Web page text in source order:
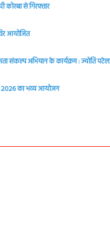
से गिरफ्तार
आयोजित
संकल्प अभियान के कार्यक्रम : ज्योति पटेल
2026 का भव्य आयोजन